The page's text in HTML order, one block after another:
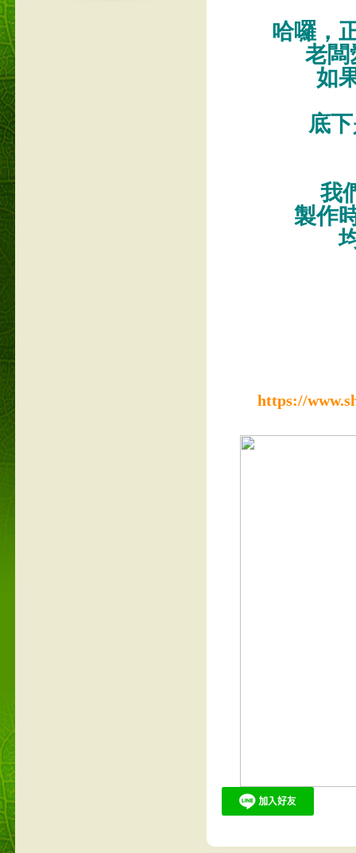
哈囉，
老闆
如
底
我
製作
https://